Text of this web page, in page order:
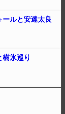
ルと安達太良
氷巡り